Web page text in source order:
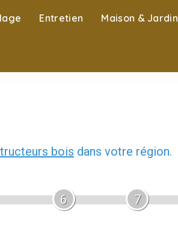
Entretien Maison & Jardin
bois dans votre région.
6 7